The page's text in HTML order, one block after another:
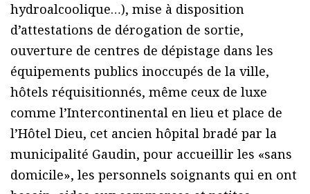
hydroalcoolique…), mise à disposition
d’attestations de dérogation de sortie,
ouverture de centres de dépistage dans les
équipements publics inoccupés de la ville,
hôtels réquisitionnés, même ceux de luxe
comme l’Intercontinental en lieu et place de
l’Hôtel Dieu, cet ancien hôpital bradé par la
municipalité Gaudin, pour accueillir les «sans
domicile», les personnels soignants qui en ont